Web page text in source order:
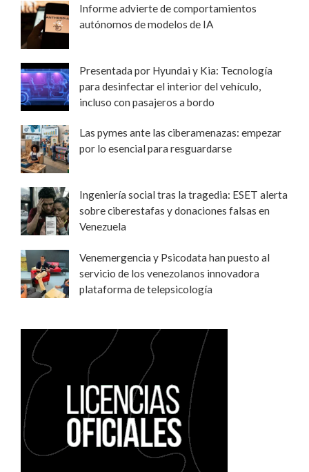
Informe advierte de comportamientos
autónomos de modelos de IA
Presentada por Hyundai y Kia: Tecnología
para desinfectar el interior del vehículo,
incluso con pasajeros a bordo
Las pymes ante las ciberamenazas: empezar
por lo esencial para resguardarse
Ingeniería social tras la tragedia: ESET alerta
sobre ciberestafas y donaciones falsas en
Venezuela
Venemergencia y Psicodata han puesto al
servicio de los venezolanos innovadora
plataforma de telepsicología